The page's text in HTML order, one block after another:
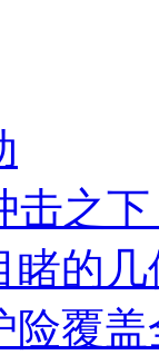
击之
睹的
险覆